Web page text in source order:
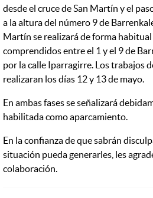
desde el cruce de San Martín y el
a la altura del número 9 de
Martín se realizará de forma habitual
comprendidos entre el 1 y el 9 de
por la calle Iparragirre. Los trabajos
realizaran los días 12 y 13 de mayo.
En ambas fases se señalizará
habilitada como aparcamiento.
En la confianza de que sabrán
situación pueda generarles, les
colaboración.